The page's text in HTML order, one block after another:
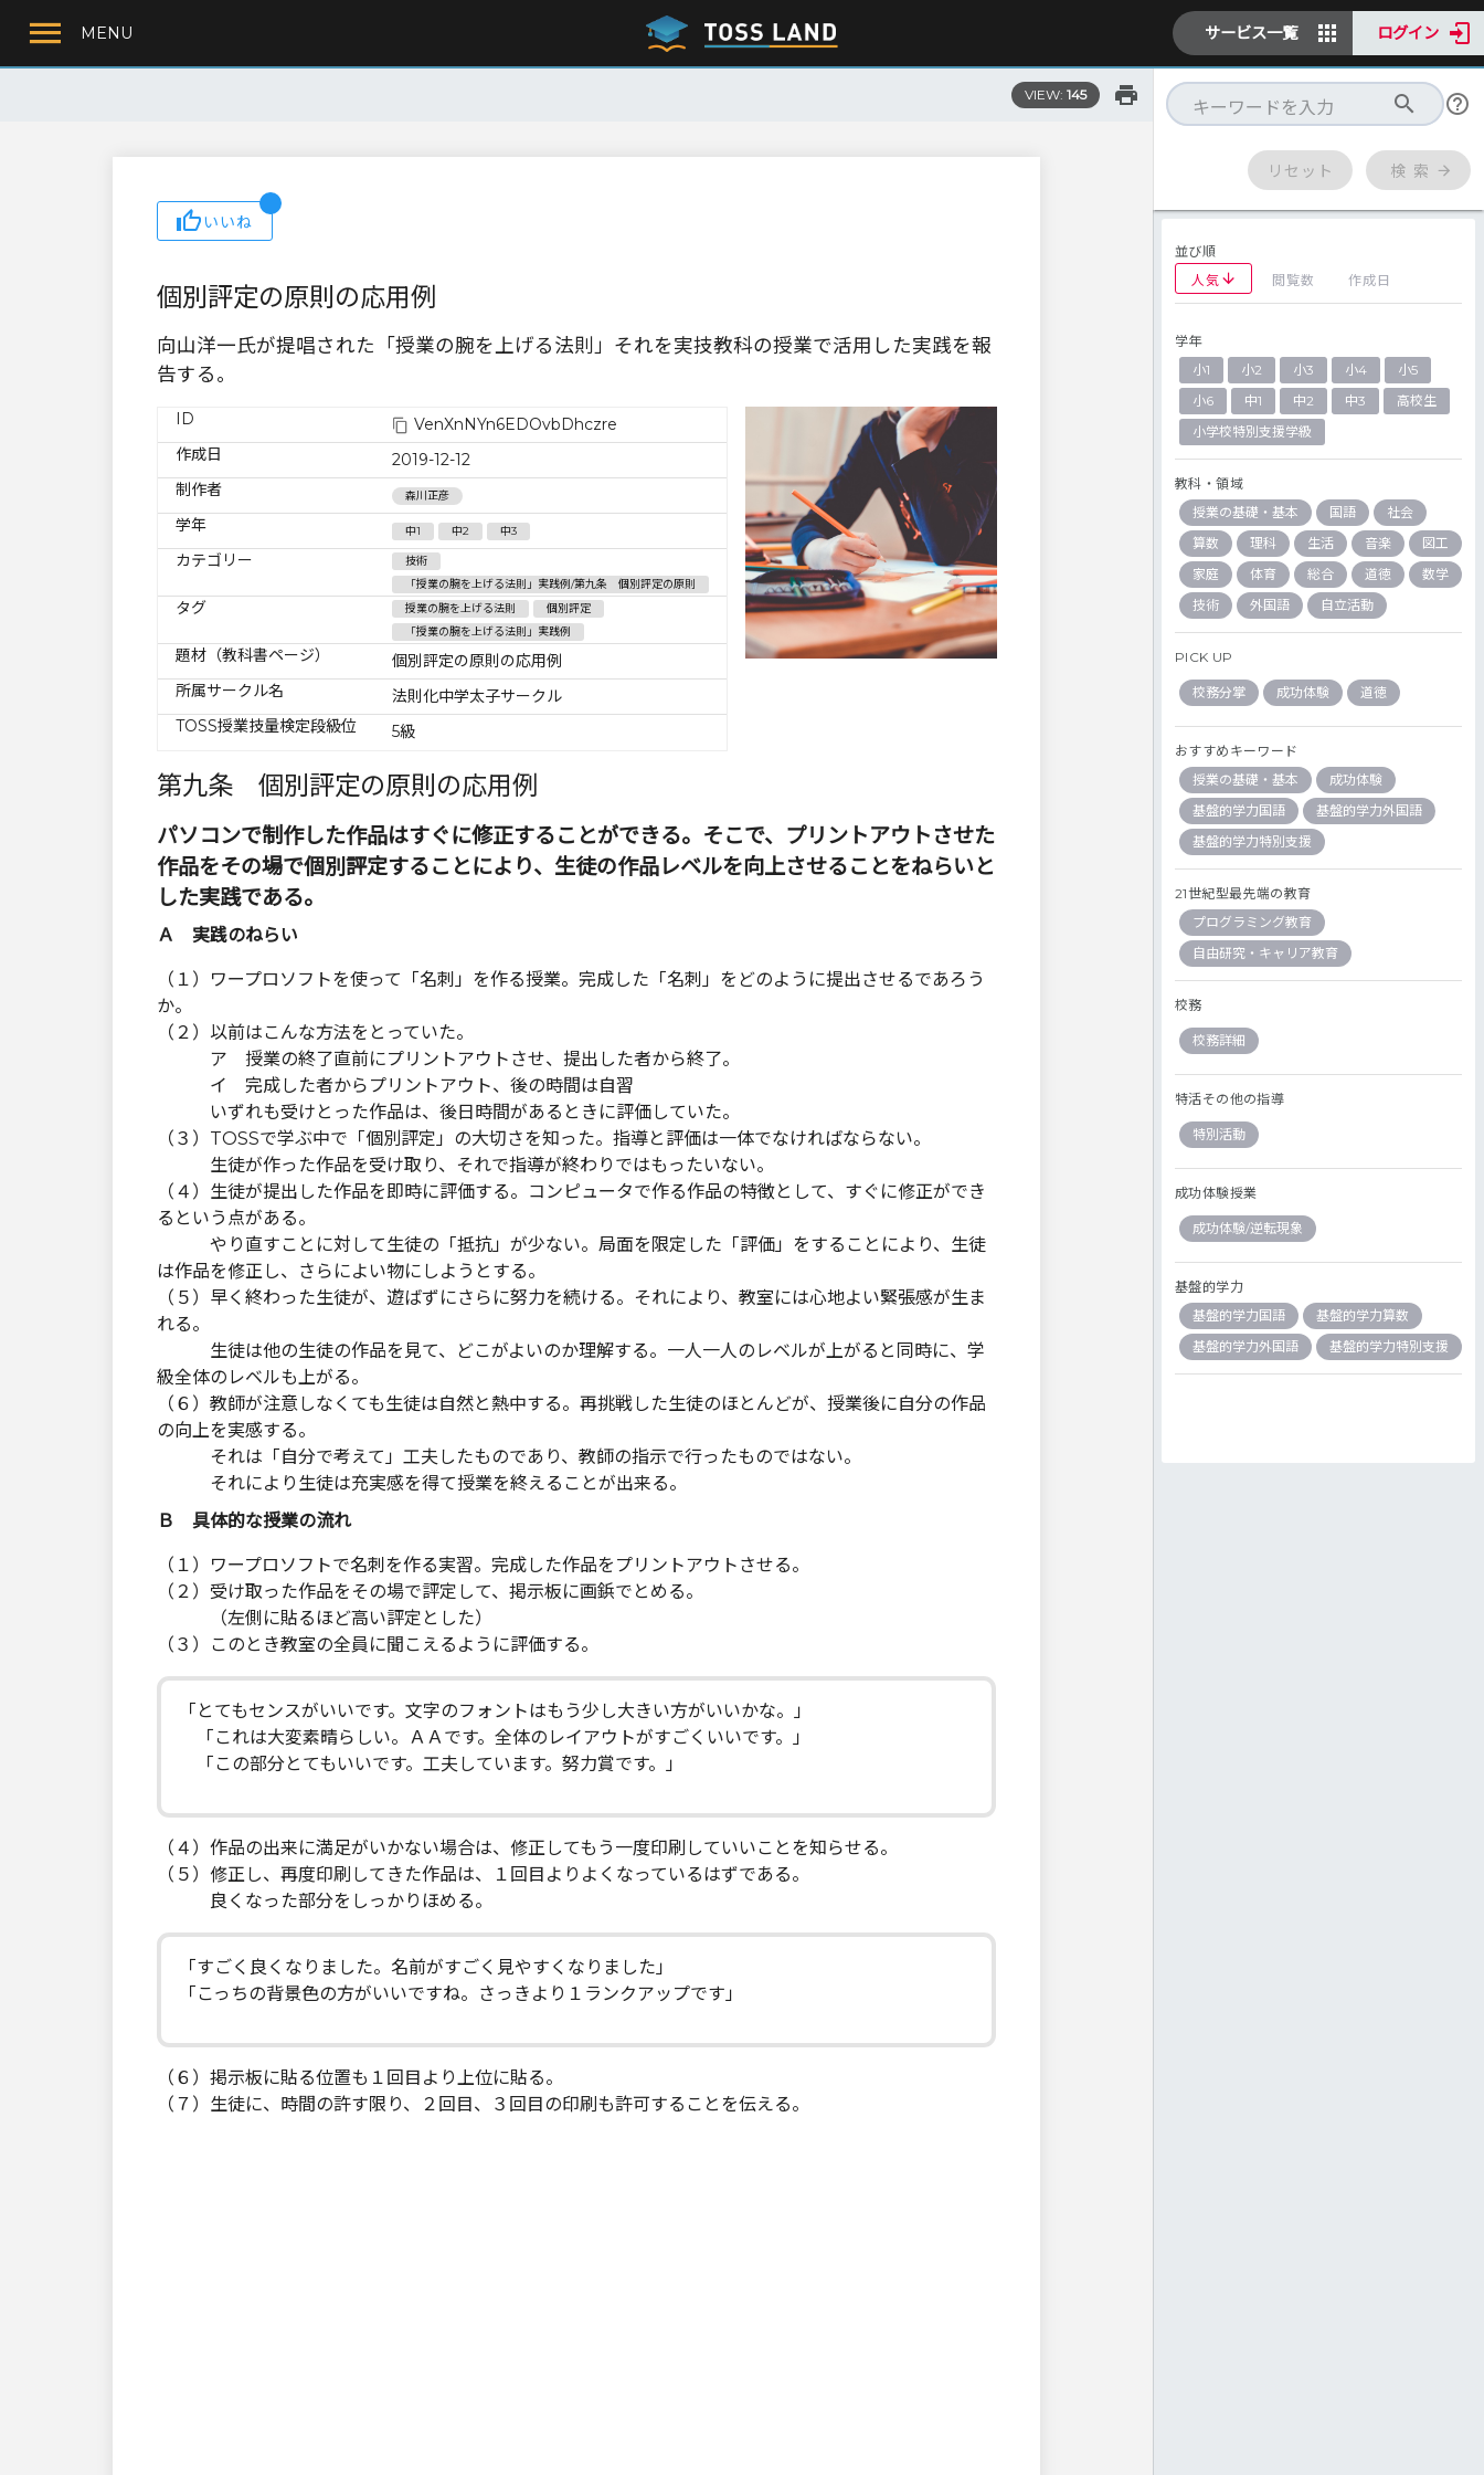
MENU サービス一覧 ログイン
VIEW: 145
いいね
個別評定の原則の応用例
向山洋一氏が提唱された「授業の腕を上げる法則」それを実技教科の授業で活用した実践を報
告する。
ID
VenXnNYn6EDOvbDhczre
作成日
2019-12-12
制作者
森川正彦
学年 中1 中2 中3
カテゴリー
技術
「授業の腕を上げる法則」実践例/第九条 個別評定の原則
タグ 授業の腕を上げる法則
個別評定
「授業の腕を上げる法則」実践例
題材（教科書ページ）
個別評定の原則の応用例
所属サークル名
法則化中学太子サークル
TOSS授業技量検定段級位
5級
第九条 個別評定の原則の応用例
パソコンで制作した作品はすぐに修正することができる。そこで、プリントアウトさせた
作品をその場で個別評定することにより、生徒の作品レベルを向上させることをねらいと
した実践である。
Ａ 実践のねらい
（１）ワープロソフトを使って「名刺」を作る授業。完成した「名刺」をどのように提出させるであろう
か。
（２）以前はこんな方法をとっていた。
ア 授業の終了直前にプリントアウトさせ、提出した者から終了。
イ 完成した者からプリントアウト、後の時間は自習
いずれも受けとった作品は、後日時間があるときに評価していた。
（３）TOSSで学ぶ中で「個別評定」の大切さを知った。指導と評価は一体でなければならない。
生徒が作った作品を受け取り、それで指導が終わりではもったいない。
（４）生徒が提出した作品を即時に評価する。コンピュータで作る作品の特徴として、すぐに修正ができ
るという点がある。
やり直すことに対して生徒の「抵抗」が少ない。局面を限定した「評価」をすることにより、生徒
は作品を修正し、さらによい物にしようとする。
（５）早く終わった生徒が、遊ばずにさらに努力を続ける。それにより、教室には心地よい緊張感が生ま
れる。
生徒は他の生徒の作品を見て、どこがよいのか理解する。一人一人のレベルが上がると同時に、学
級全体のレベルも上がる。
（６）教師が注意しなくても生徒は自然と熱中する。再挑戦した生徒のほとんどが、授業後に自分の作品
の向上を実感する。
それは「自分で考えて」工夫したものであり、教師の指示で行ったものではない。
それにより生徒は充実感を得て授業を終えることが出来る。
Ｂ 具体的な授業の流れ
（１）ワープロソフトで名刺を作る実習。完成した作品をプリントアウトさせる。
（２）受け取った作品をその場で評定して、掲示板に画鋲でとめる。
（左側に貼るほど高い評定とした）
（３）このとき教室の全員に聞こえるように評価する。
「とてもセンスがいいです。文字のフォントはもう少し大きい方がいいかな。」
「これは大変素晴らしい。ＡＡです。全体のレイアウトがすごくいいです。」
「この部分とてもいいです。工夫しています。努力賞です。」
（４）作品の出来に満足がいかない場合は、修正してもう一度印刷していいことを知らせる。
（５）修正し、再度印刷してきた作品は、１回目よりよくなっているはずである。
良くなった部分をしっかりほめる。
「すごく良くなりました。名前がすごく見やすくなりました」
「こっちの背景色の方がいいですね。さっきより１ランクアップです」
（６）掲示板に貼る位置も１回目より上位に貼る。
（７）生徒に、時間の許す限り、２回目、３回目の印刷も許可することを伝える。
リセット 検 索
並び順
人気
閲覧数 作成日
学年
小1
小2 小3 小4
小5
小6
中1 中2 中3
高校生
小学校特別支援学級
教科・領域
授業の基礎・基本
国語
社会
算数
理科 生活 音楽
図工
家庭
体育 総合 道徳
数学
技術
外国語 自立活動
PICK UP
校務分掌 成功体験 道徳
おすすめキーワード
授業の基礎・基本
成功体験
基盤的学力国語
基盤的学力外国語
基盤的学力特別支援
21世紀型最先端の教育
プログラミング教育
自由研究・キャリア教育
校務
校務詳細
特活その他の指導
特別活動
成功体験授業
成功体験/逆転現象
基盤的学力
基盤的学力国語
基盤的学力算数
基盤的学力外国語
基盤的学力特別支援